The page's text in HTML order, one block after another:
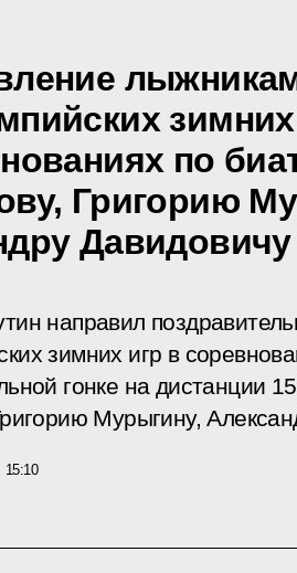
по
Григорию
Давидовичу
направил
зимних игр в
гонке на дистанции
Мурыгину,
15:10